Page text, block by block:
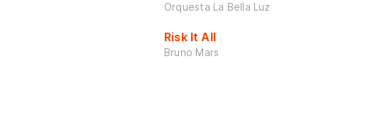
Orquesta La Bella Luz
Risk It All
Bruno Mars